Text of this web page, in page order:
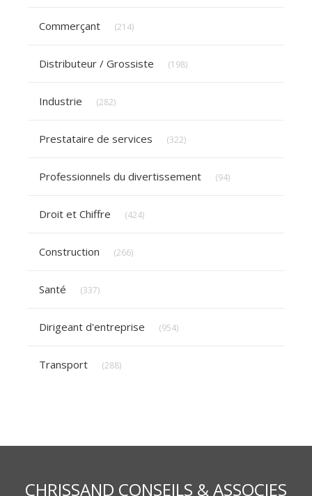
Commerçant (214)
Distributeur / Grossiste (198)
Industrie (282)
Prestataire de services (322)
Professionnels du divertissement (94)
Droit et Chiffre (424)
Construction (266)
Santé (337)
Dirigeant d'entreprise (954)
Transport (288)
CHRISSAND CONSEILS & ASSOCIES